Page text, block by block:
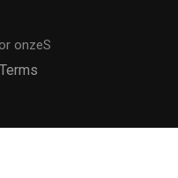
onzeS
Terms